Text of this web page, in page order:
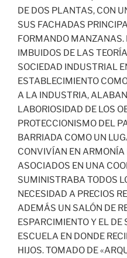
DE DOS PLANTAS, CON
SUS FACHADAS
FORMANDO MANZANAS.
IMBUIDOS DE LAS
SOCIEDAD INDUSTRIAL
ESTABLECIMIENTO
A LA INDUSTRIA,
LABORIOSIDAD DE LOS
PROTECCIONISMO DEL
BARRIADA COMO UN
CONVIVÍAN EN ARMONÍA
ASOCIADOS EN UNA
SUMINISTRABA TODOS
NECESIDAD A PRECIOS
ADEMÁS UN SALÓN DE
ESPARCIMIENTO Y EL
ESCUELA EN DONDE
HIJOS. TOMADO DE